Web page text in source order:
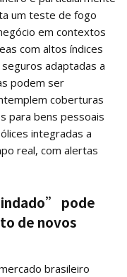
um teste de fogo
em contextos
com altos índices
adaptadas a
podem ser
coberturas
para bens pessoais
integradas a
real, com alertas
pode
de novos
brasileiro